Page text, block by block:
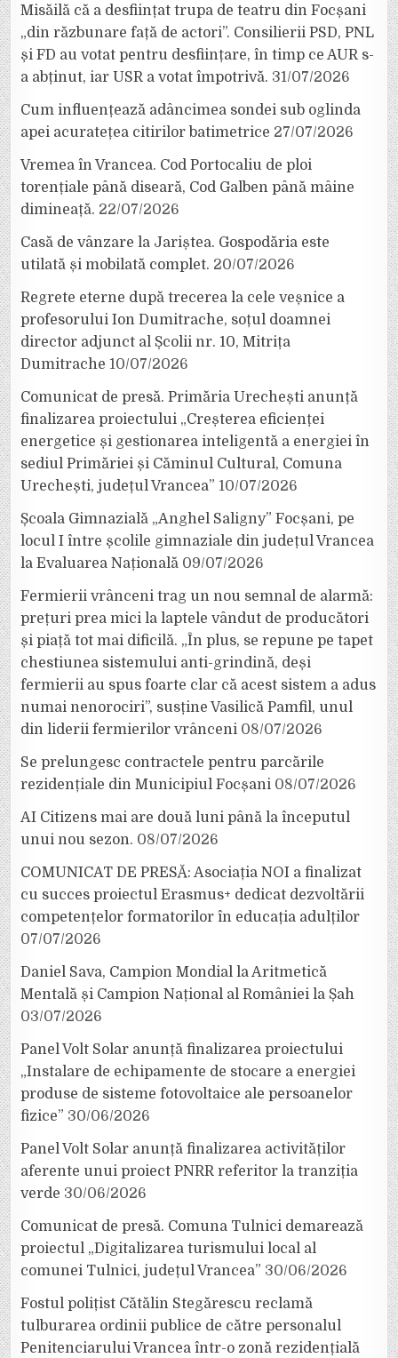
Misăilă că a desființat trupa de teatru din Focșani
„din răzbunare față de actori”. Consilierii PSD, PNL
și FD au votat pentru desființare, în timp ce AUR s-
a abținut, iar USR a votat împotrivă. 31/07/2026
Cum influențează adâncimea sondei sub oglinda
apei acuratețea citirilor batimetrice 27/07/2026
Vremea în Vrancea. Cod Portocaliu de ploi
torențiale până diseară, Cod Galben până mâine
dimineață. 22/07/2026
Casă de vânzare la Jariștea. Gospodăria este
utilată și mobilată complet. 20/07/2026
Regrete eterne după trecerea la cele veșnice a
profesorului Ion Dumitrache, soțul doamnei
director adjunct al Școlii nr. 10, Mitrița
Dumitrache 10/07/2026
Comunicat de presă. Primăria Urechești anunță
finalizarea proiectului „Creșterea eficienței
energetice și gestionarea inteligentă a energiei în
sediul Primăriei și Căminul Cultural, Comuna
Urechești, județul Vrancea” 10/07/2026
Școala Gimnazială „Anghel Saligny” Focșani, pe
locul I între școlile gimnaziale din județul Vrancea
la Evaluarea Națională 09/07/2026
Fermierii vrânceni trag un nou semnal de alarmă:
prețuri prea mici la laptele vândut de producători
și piață tot mai dificilă. „În plus, se repune pe tapet
chestiunea sistemului anti-grindină, deși
fermierii au spus foarte clar că acest sistem a adus
numai nenorociri”, susține Vasilică Pamfil, unul
din liderii fermierilor vrânceni 08/07/2026
Se prelungesc contractele pentru parcările
rezidențiale din Municipiul Focșani 08/07/2026
AI Citizens mai are două luni până la începutul
unui nou sezon. 08/07/2026
COMUNICAT DE PRESĂ: Asociația NOI a finalizat
cu succes proiectul Erasmus+ dedicat dezvoltării
competențelor formatorilor în educația adulților
07/07/2026
Daniel Sava, Campion Mondial la Aritmetică
Mentală și Campion Național al României la Șah
03/07/2026
Panel Volt Solar anunță finalizarea proiectului
„Instalare de echipamente de stocare a energiei
produse de sisteme fotovoltaice ale persoanelor
fizice” 30/06/2026
Panel Volt Solar anunță finalizarea activităților
aferente unui proiect PNRR referitor la tranziția
verde 30/06/2026
Comunicat de presă. Comuna Tulnici demarează
proiectul „Digitalizarea turismului local al
comunei Tulnici, județul Vrancea” 30/06/2026
Fostul polițist Cătălin Stegărescu reclamă
tulburarea ordinii publice de către personalul
Penitenciarului Vrancea într-o zonă rezidențială